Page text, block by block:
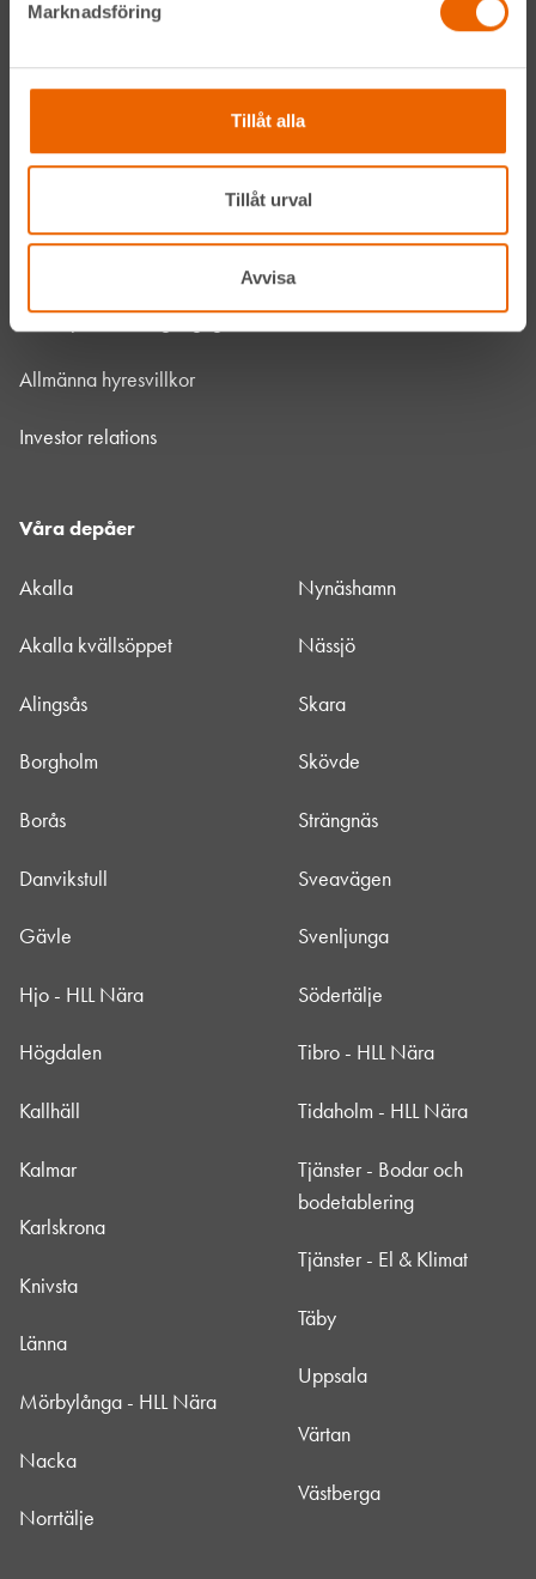
Marknadsföring
Tillåt alla
Tillåt urval
Avvisa
Bli kund
HLL x Maskinera
Webbplatsens tillgänglighet
Allmänna hyresvillkor
Investor relations
Våra depåer
Akalla
Akalla kvällsöppet
Alingsås
Borgholm
Borås
Danvikstull
Gävle
Hjo - HLL Nära
Högdalen
Kallhäll
Kalmar
Karlskrona
Knivsta
Länna
Mörbylånga - HLL Nära
Nacka
Norrtälje
Nynäshamn
Nässjö
Skara
Skövde
Strängnäs
Sveavägen
Svenljunga
Södertälje
Tibro - HLL Nära
Tidaholm - HLL Nära
Tjänster - Bodar och
bodetablering
Tjänster - El & Klimat
Täby
Uppsala
Värtan
Västberga